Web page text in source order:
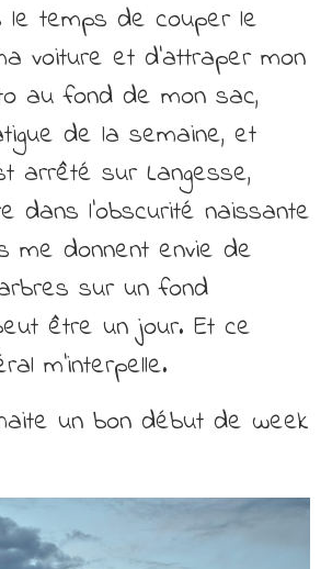
le temps de couper le
voiture et d’attraper mon
au fond de mon sac,
de la semaine, et
arrêté sur Langesse,
dans l’obscurité naissante
me donnent envie de
sur un fond
être un jour. Et ce
m’interpelle.
un bon début de week